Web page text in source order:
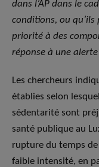
dans l’AP dans le
conditions, ou
priorité à des
réponse à une
Les chercheurs
établies selon
sédentarité sont
santé publique au
rupture du temps de
faible intensité, en